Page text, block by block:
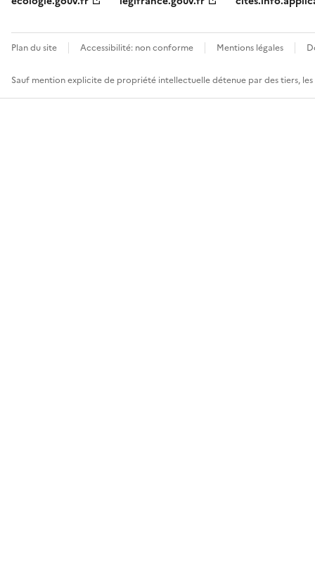
Plan du site Accessibilité: non conforme Mentions légales
Sauf mention explicite de propriété intellectuelle détenue par des tiers,